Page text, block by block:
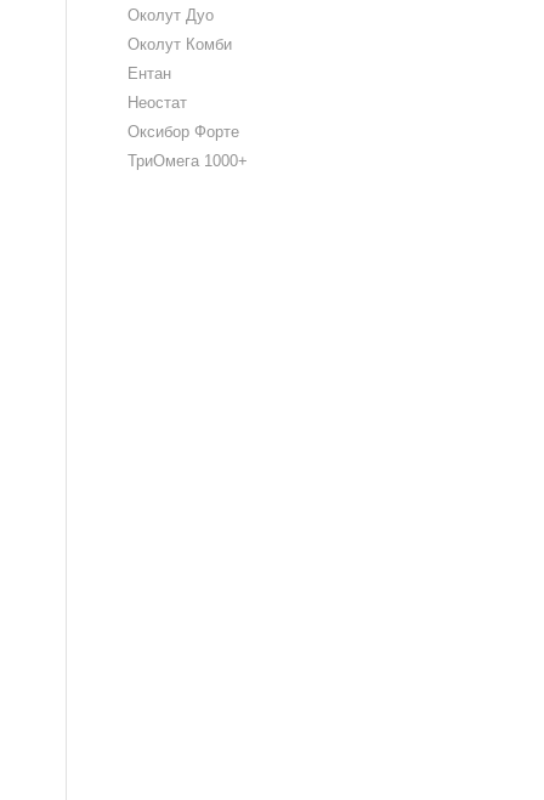
Околут Дуо
Околут Комби
Ентан
Неостат
Оксибор Форте
ТриОмега 1000+